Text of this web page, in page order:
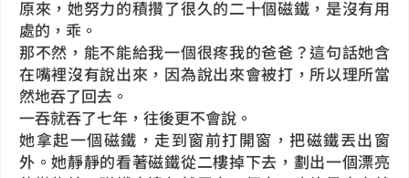
原來，她努力的積攢了很久的二十個磁鐵，是沒有用
處的，乖。
那不然，能不能給我一個很疼我的爸爸？這句話她含
在嘴裡沒有說出來，因為說出來會被打，所以理所當
然地吞了回去。
一吞就吞了七年，往後更不會說。
她拿起一個磁鐵，走到窗前打開窗，把磁鐵丟出窗
外。她靜靜的看著磁鐵從二樓掉下去，劃出一個漂亮